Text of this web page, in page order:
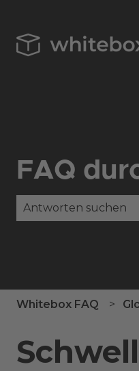
FAQ
Whitebox FAQ